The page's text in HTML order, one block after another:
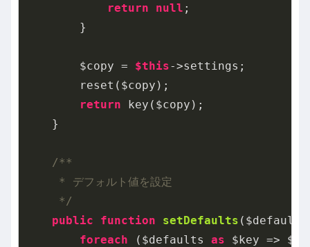
return
null ;
        }
        $copy =
$this->settings;
        reset($copy);
return key($copy);
    }
/**
     * デフォルト値を設定
     */
public
function setDefaults
foreach ($defaults as $key =>